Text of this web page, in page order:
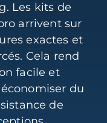
Les kits de
arrivent sur
exactes et
Cela rend
facile et
du
de